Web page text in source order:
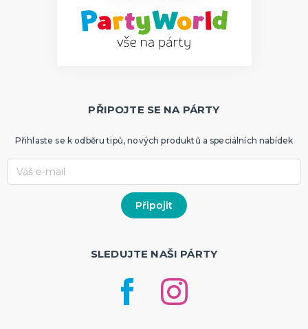
PŘIPOJTE SE NA PÁRTY
Přihlaste se k odběru tipů, nových produktů a speciálních nabídek
SLEDUJTE NAŠI PÁRTY